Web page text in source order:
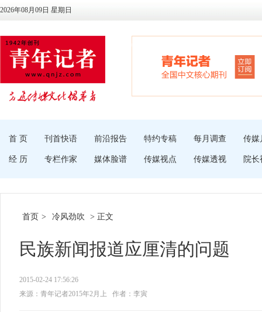
2026年08月09日 星期日
首 页 刊首快语 前沿报告 特约专稿 每月调查 传媒
经 历 专栏作家 媒体脸谱 传媒视点 传媒透视 院长
首页 > 冷风劲吹 > 正文
民族新闻报道应厘清的问题
2015-02-24 17:56:26
来源：青年记者2015年2月上
作者：李寅